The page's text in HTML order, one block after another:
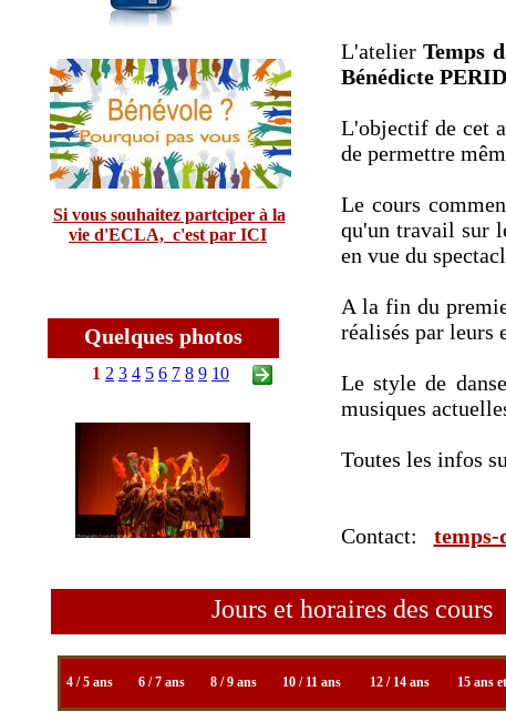
L'atelier Temps
Bénédicte
L'objectif de cet
de permettre
Le cours
qu'un travail sur
en vue du
A la fin du
réalisés par leurs
Le style de
musiques
Toutes les infos
Contact: temps-
1 2 3 4 5 6 7 8 9 10
Quelques photos
Si vous souhaitez partciper à la
vie d'ECLA, c'est par ICI
Jours et horaires des cours
4 / 5 ans 6 / 7 ans 8 / 9 ans 10 / 11 ans 12 / 14 ans 15 ans